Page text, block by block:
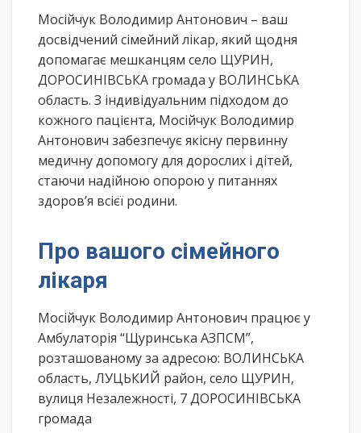
Мосійчук Володимир Антонович – ваш
досвідчений сімейний лікар, який щодня
допомагає мешканцям село ЩУРИН,
ДОРОСИНІВСЬКА громада у ВОЛИНСЬКА
область. З індивідуальним підходом до
кожного пацієнта, Мосійчук Володимир
Антонович забезпечує якісну первинну
медичну допомогу для дорослих і дітей,
стаючи надійною опорою у питаннях
здоров’я всієї родини.
Про вашого сімейного
лікаря
Мосійчук Володимир Антонович працює у
Амбулаторія “Щуринська АЗПСМ”,
розташованому за адресою: ВОЛИНСЬКА
область, ЛУЦЬКИЙ район, село ЩУРИН,
вулиця Незалежності, 7 ДОРОСИНІВСЬКА
громада